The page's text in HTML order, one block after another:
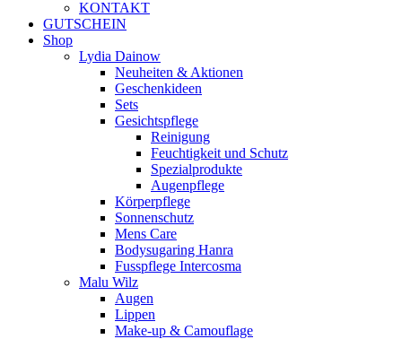
KONTAKT
GUTSCHEIN
Shop
Lydia Dainow
Neuheiten & Aktionen
Geschenkideen
Sets
Gesichtspflege
Reinigung
Feuchtigkeit und Schutz
Spezialprodukte
Augenpflege
Körperpflege
Sonnenschutz
Mens Care
Bodysugaring Hanra
Fusspflege Intercosma
Malu Wilz
Augen
Lippen
Make-up & Camouflage